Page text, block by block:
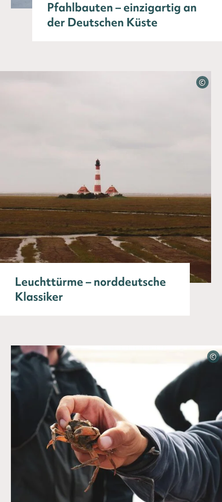
Pfahl­bauten – einzigartig an
der Deutschen Küste
Leuchttürme – norddeutsche
Klassiker
©
©